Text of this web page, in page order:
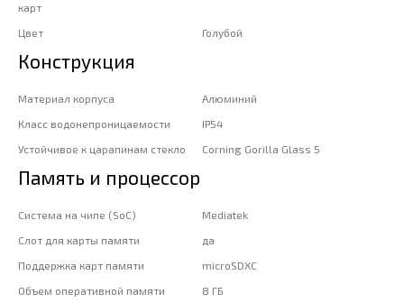
карт
Цвет Голубой
Конструкция
Материал корпуса
Алюминий
Класс водонепроницаемости
IP54
Устойчивое к царапинам стекло
Corning Gorilla Glass 5
Память и процессор
Система на чипе (SoC)
Mediatek
Слот для карты памяти
да
Поддержка карт памяти
microSDXC
Объем оперативной памяти
8 ГБ